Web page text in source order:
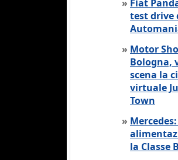
» Fiat
test drive
» Motor
Bologna,
scena la
virtuale
Town
»
la Classe B